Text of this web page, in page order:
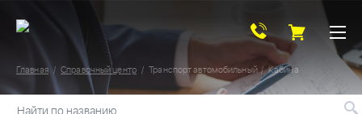
Главная Справочный центр Транспорт автомобильный Кабина